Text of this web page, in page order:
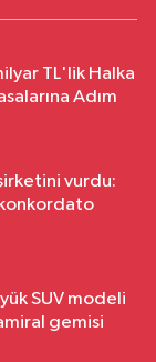
TL'lik Halka
Adım
vurdu:
SUV modeli
gemisi